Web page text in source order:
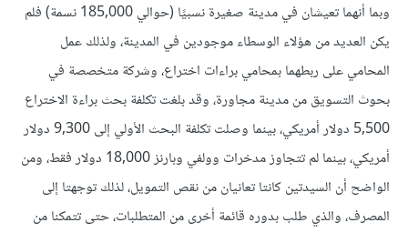
وبما أنهما تعيشان في مدينة صغيرة نسبيًا (حوالي 185,000 نسمة) فلم
يكن العديد من هؤلاء الوسطاء موجودين في المدينة، ولذلك عمل
المحامي على ربطهما بمحامي براءات اختراع، وشركة متخصصة في
بحوث التسويق من مدينة مجاورة، وقد بلغت تكلفة بحث براءة الاختراع
5,500 دولار أمريكي، بينما وصلت تكلفة البحث الأولي إلى 9,300 دولار
أمريكي، بينما لم تتجاوز مدخرات وولفي وبارنز 18,000 دولار فقط، ومن
الواضح أن السيدتين كانتا تعانيان من نقص التمويل، لذلك توجهتا إلى
المصرف، والذي طلب بدوره قائمة أخرى من المتطلبات، حتى تتمكنا من